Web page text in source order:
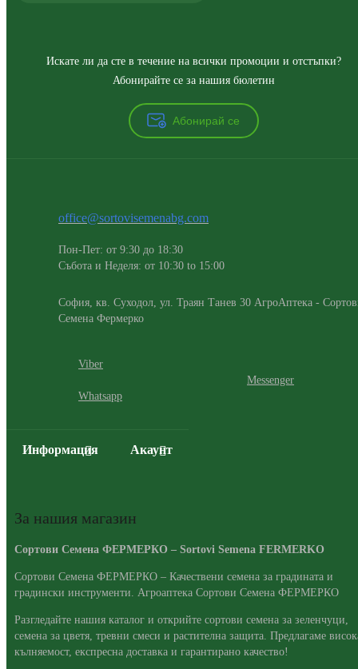
Искате ли да сте в течение на всички промоции и отстъпки?
Абонирайте се за нашия бюлетин
Абонирай се
office@sortovisemenabg.com
Пон-Пет: от 9:30 до 18:30
Събота и Неделя: от 10:30 to 15:00
София, кв. Суходол, ул. Траян Танев 30 АгроАптека -
Семена Фермерко
Viber
Whatsapp
Messenger
Информация Акаунт
За нашия магазин
Сортови Семена ФЕРМЕРКО – Sortovi Semena FERMERKO
Сортови Семена ФЕРМЕРКО – Качествени семена за градината и
градински инструменти. Агроаптека Сортови Семена ФЕРМЕРКО
Разгледайте нашия каталог и открийте сортови семена за зеленчуци,
семена за цветя, тревни смеси и растителна защита. Предлагаме
кълняемост, експресна доставка и гарантирано качество!